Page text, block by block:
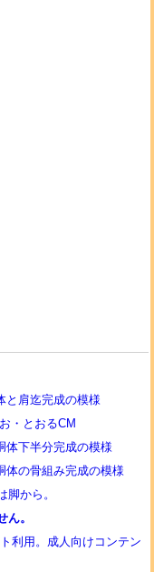
と肩迄完成の模様
・とおるCM
体下半分完成の模様
体の骨組み完成の模様
から。
。
利用。成人向けコンテン